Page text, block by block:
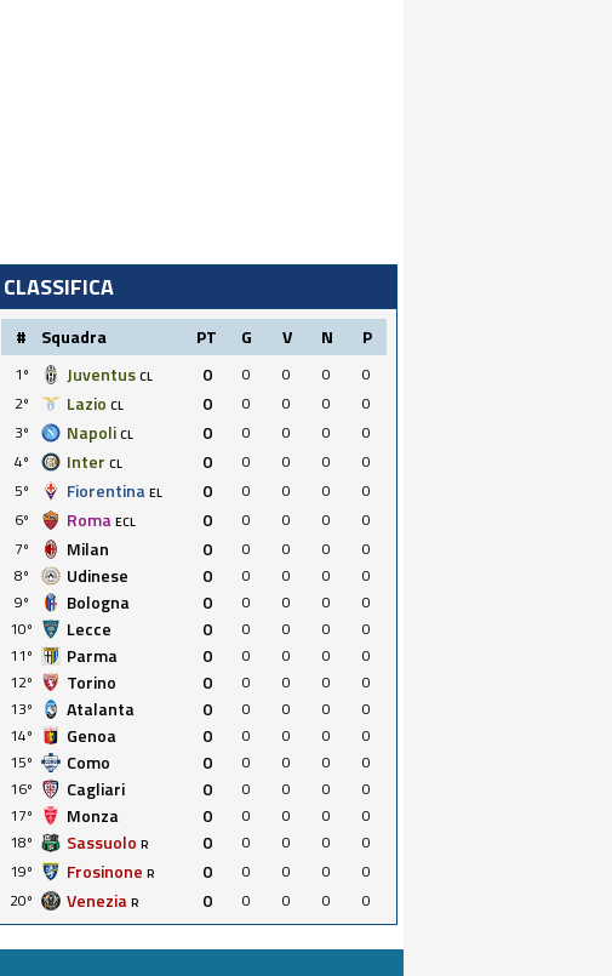
CLASSIFICA
# Squadra PT G V N P
1º Juventus CL 0 0 0 0
0
2º
Lazio CL 0 0 0 0
0
3º
Napoli CL 0 0 0 0
0
4º
Inter CL 0 0 0 0
0
5º
Fiorentina EL 0 0 0 0
0
6º
Roma ECL 0 0 0 0
0
7º
Milan 0 0 0 0
0
8º
Udinese 0 0 0 0
0
9º
Bologna 0 0 0 0
0
10º
Lecce 0 0 0 0
0
11º
Parma 0 0 0 0
0
12º
Torino 0 0 0 0
0
13º
Atalanta 0 0 0 0
0
14º
Genoa 0 0 0 0
0
15º
Como 0 0 0 0
0
16º
Cagliari 0 0 0 0
0
17º
Monza 0 0 0 0
0
18º
Sassuolo R 0 0 0 0
0
19º
Frosinone R 0 0 0 0
0
20º
Venezia R 0 0 0 0 0